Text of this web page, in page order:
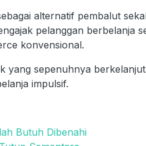
alternatif pembalut
pelanggan berbelanja
konvensional.
yang sepenuhnya
impulsif.
Butuh Dibenahi